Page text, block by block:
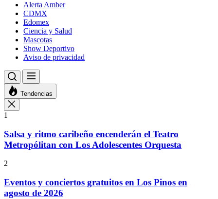
Alerta Amber
CDMX
Edomex
Ciencia y Salud
Mascotas
Show Deportivo
Aviso de privacidad
Tendencias
1
Salsa y ritmo caribeño encenderán el Teatro
Metropólitan con Los Adolescentes Orquesta
2
Eventos y conciertos gratuitos en Los Pinos en
agosto de 2026